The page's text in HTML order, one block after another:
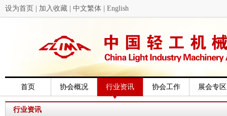
设为首页 加入收藏 中文繁体 English
首页 协会概况 行业资讯 协会工作 展会专区
行业资讯